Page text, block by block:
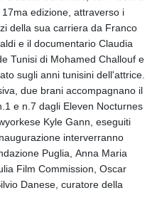
edizione, attraverso i
della sua carriera da Franco
e il documentario Claudia
Tunisi di Mohamed Challouf e
sugli anni tunisini dell'attrice.
due brani accompagnano il
e n.7 dagli Eleven Nocturnes
Kyle Gann, eseguiti
interverranno
Puglia, Anna Maria
Film Commission, Oscar
Danese, curatore della